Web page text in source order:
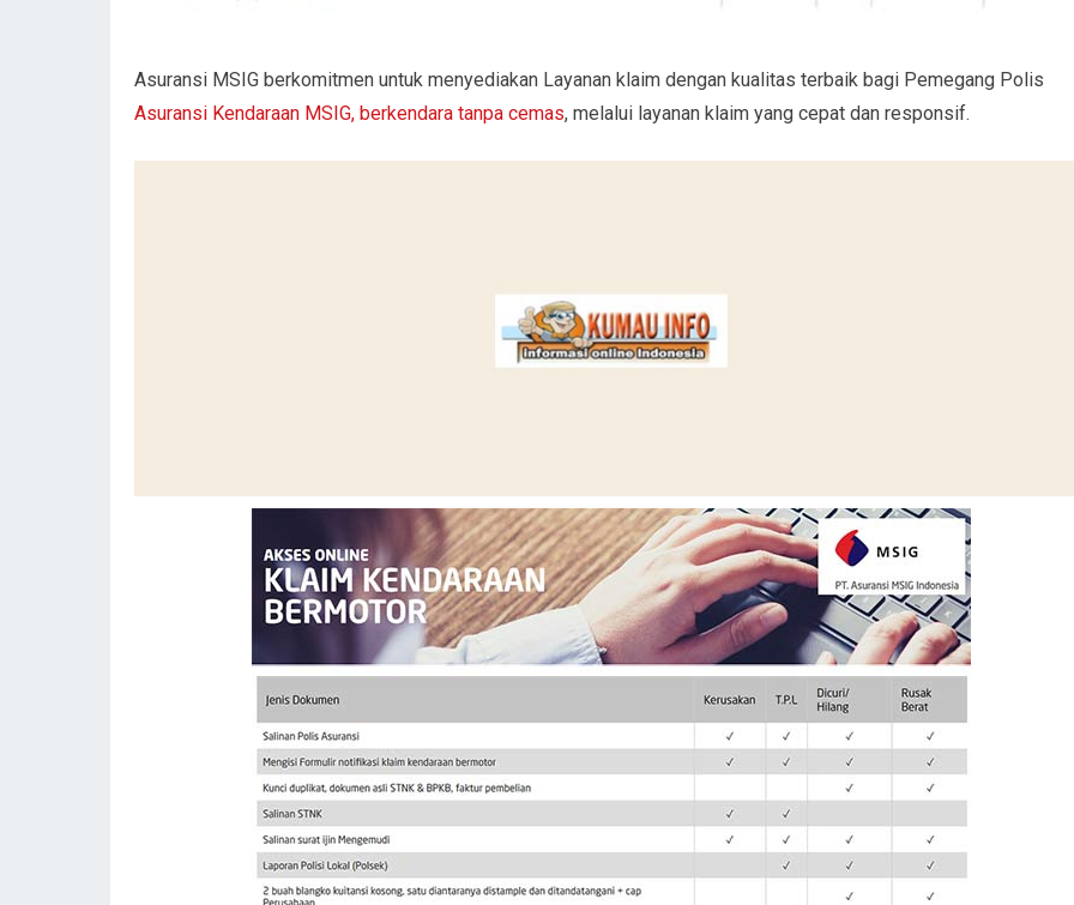
Asuransi MSIG berkomitmen untuk menyediakan Layanan klaim dengan kualitas terbaik bagi Pemegang Polis
Asuransi Kendaraan MSIG, berkendara tanpa cemas, melalui layanan klaim yang cepat dan responsif.